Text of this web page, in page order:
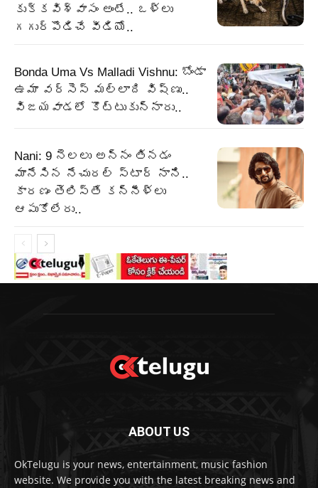
కుక్కవిశ్వాసం అంటే.. ఒళ్లు
గగుర్పొడిచే వీడియో..
Bonda Uma Vs Malladi Vishnu: బోండా
ఉమా వర్సెస్ మల్లాది విష్ణు..
విజయవాడలో కొట్టుకున్నారు..
Nani: 9 నెలలు అన్నం తినడం
మానేసిన నేచురల్ స్టార్ నాని..
కారణం తెలిస్తే కన్నీళ్లు
ఆపుకోలేరు..
ABOUT US
OkTelugu is your news, entertainment, music fashion
website. We provide you with the latest breaking news and